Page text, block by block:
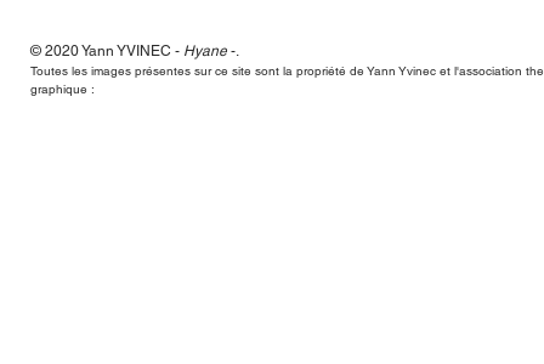
Hyane,Yann Yvinec,plasticien, sculpteur, toulouse, dessins,
© 2020 Yann YVINEC - Hyane -
Toutes les images présentes sur ce site sont la propriété de Yann Yvinec et l'association
graphique :